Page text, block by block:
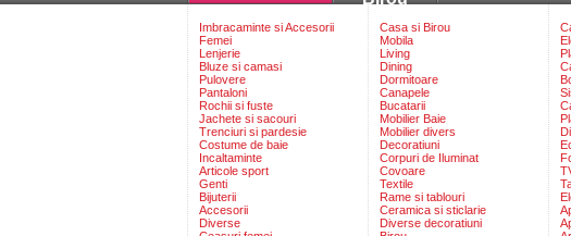
Imbracaminte si Accesorii
Femei
Lenjerie
Bluze si camasi
Pulovere
Pantaloni
Rochii si fuste
Jachete si sacouri
Trenciuri si pardesie
Costume de baie
Incaltaminte
Articole sport
Genti
Bijuterii
Accesorii
Diverse
Casa si Birou
Mobila
Living
Dining
Dormitoare
Canapele
Bucatarii
Mobilier Baie
Mobilier divers
Decoratiuni
Corpuri de Iluminat
Covoare
Textile
Rame si tablouri
Ceramica si sticlarie
Diverse decoratiuni